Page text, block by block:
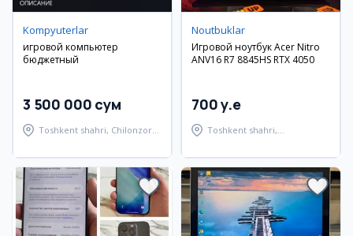
Kompyuterlar
игровой компьютер
бюджетный
3 500 000 сум
Toshkent shahri, Chilonzor
Noutbuklar
Игровой ноутбук Acer Nitro
ANV16 R7 8845HS RTX 4050
700 y.e
Toshkent shahri,